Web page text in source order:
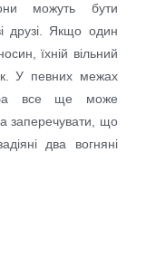
можуть бути
друзі. Якщо один
їхній вільний
У певних межах
все ще може
заперечувати, що
два вогняні